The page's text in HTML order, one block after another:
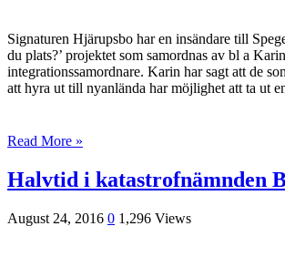
Signaturen Hjärupsbo har en insändare till
du plats?’ projektet som samordnas av bl a
integrationssamordnare. Karin har sagt att de
att hyra ut till nyanlända har möjlighet att ta ut
Read More »
Halvtid i katastrofnämnden
August 24, 2016 0 1,296 Views